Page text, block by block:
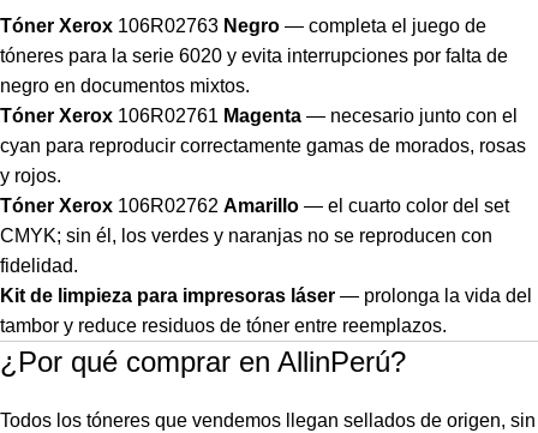
Tóner Xerox 106R02763 Negro — completa el juego de
tóneres para la serie 6020 y evita interrupciones por falta de
negro en documentos mixtos.
Tóner Xerox 106R02761 Magenta — necesario junto con el
cyan para reproducir correctamente gamas de morados, rosas
y rojos.
Tóner Xerox 106R02762 Amarillo — el cuarto color del set
CMYK; sin él, los verdes y naranjas no se reproducen con
fidelidad.
Kit de limpieza para impresoras láser — prolonga la vida del
tambor y reduce residuos de tóner entre reemplazos.
¿Por qué comprar en AllinPerú?
Todos los tóneres que vendemos llegan sellados de origen, sin